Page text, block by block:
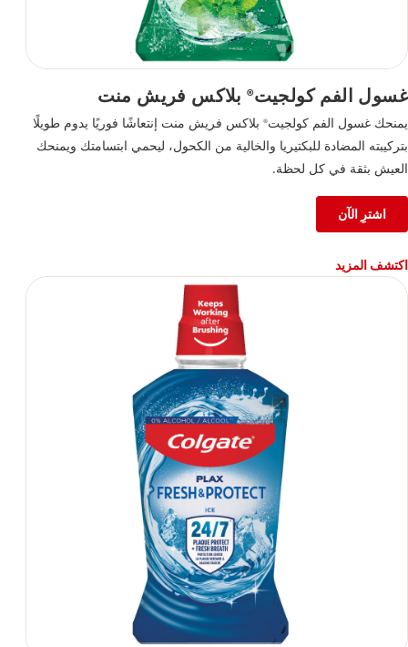
غسول الفم كولجيت®بلاكس فريش منت
يمنحك غسول الفم كولجيت® بلاكس فريش منت إنتعاشًا فوريًا يدوم طويلًا
بتركيبته المضادة للبكتيريا والخالية من الكحول، ليحمي ابتسامتك ويمنحك
العيش بثقة في كل لحظة.
اشترِ الآن
اكتشف المزيد